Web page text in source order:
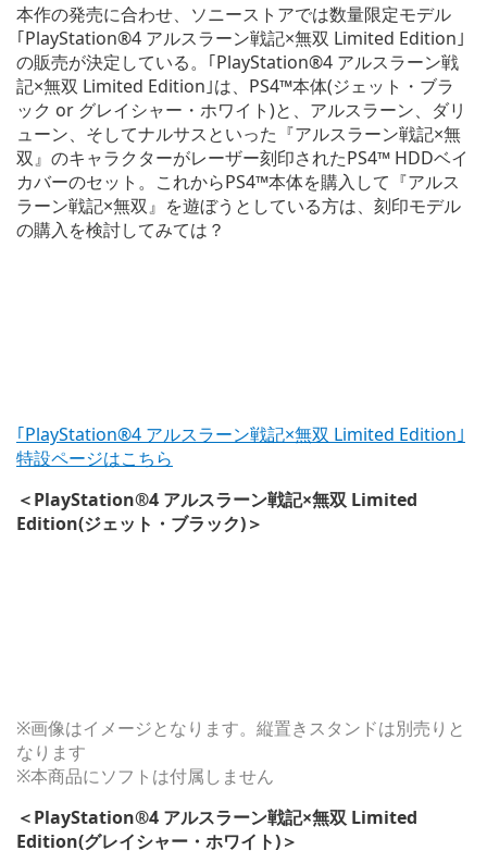
本作の発売に合わせ、ソニーストアでは数量限定モデル
｢PlayStation®4 アルスラーン戦記×無双 Limited Edition｣
の販売が決定している。｢PlayStation®4 アルスラーン戦
記×無双 Limited Edition｣は、PS4™本体(ジェット・ブラ
ック or グレイシャー・ホワイト)と、アルスラーン、ダリ
ューン、そしてナルサスといった『アルスラーン戦記×無
双』のキャラクターがレーザー刻印されたPS4™ HDDベイ
カバーのセット。これからPS4™本体を購入して『アルス
ラーン戦記×無双』を遊ぼうとしている方は、刻印モデル
の購入を検討してみては？
｢PlayStation®4 アルスラーン戦記×無双 Limited Edition｣
特設ページはこちら
＜PlayStation®4 アルスラーン戦記×無双 Limited
Edition(ジェット・ブラック)＞
※画像はイメージとなります。縦置きスタンドは別売りと
なります
※本商品にソフトは付属しません
＜PlayStation®4 アルスラーン戦記×無双 Limited
Edition(グレイシャー・ホワイト)＞